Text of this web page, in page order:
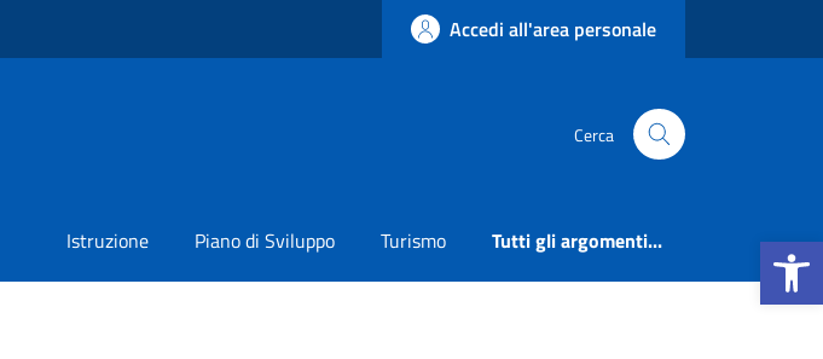
Apri la
Accedi all'area personale
Cerca
Istruzione Piano di Sviluppo Turismo Tutti gli argomenti...